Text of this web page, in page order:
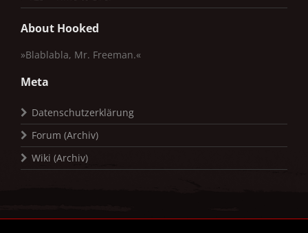
About Hooked
»Blablabla, Mr. Freeman.«
Meta
Datenschutzerklärung
Forum (Archiv)
Wiki (Archiv)